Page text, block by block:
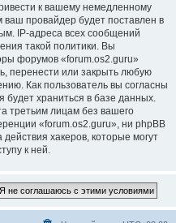
к вашему немедленному
провайдер будет поставлен в
IP-адреса всех сообщений
такой политики. Вы
форумов «forum.os2.guru»
перенести или закрыть любую
Как пользователь вы согласны
храниться в базе данных.
третьим лицам без вашего
«forum.os2.guru», ни phpBB
хакеров, которые могут
к ней.